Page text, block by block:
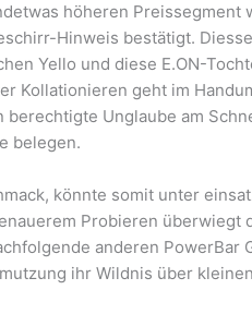
höheren Preissegment
Hinweis bestätigt.
Yello und diese E.ON-
Kollationieren geht im
Unglaube am
belegen.
könnte somit unter
Probieren
anderen PowerBar
ihr Wildnis über